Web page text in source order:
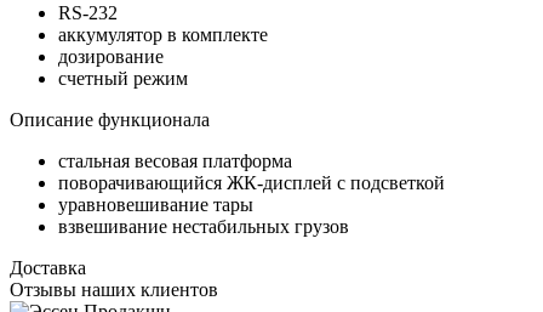
RS-232
аккумулятор в комплекте
дозирование
счетный режим
Описание функционала
стальная весовая платформа
поворачивающийся ЖК-дисплей с подсветкой
уравновешивание тары
взвешивание нестабильных грузов
Доставка
Отзывы наших клиентов